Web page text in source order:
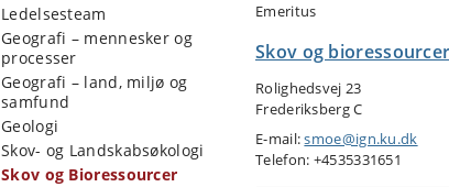
Ledelsesteam
Geografi – mennesker og
processer
Geografi – land, miljø og
samfund
Geologi
Skov- og Landskabsøkologi
Skov og Bioressourcer
Emeritus
Skov og bioressourcer
Rolighedsvej 23
Frederiksberg C
E-mail:smoe@ign.ku.dk
Telefon: +4535331651